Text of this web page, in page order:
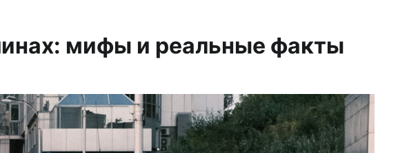
мифы и реальные факты